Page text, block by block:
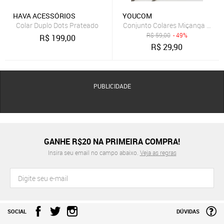
HAVA ACESSÓRIOS
Colar Duplo Dots Prateado
R$ 199,00
YOUCOM
Conjunto Colares Miçanga
R$59,00 - 49%
R$29,90
PUBLICIDADE
GANHE R$20 NA PRIMEIRA COMPRA!
Insira seu email no campo abaixo. Veja as regras
SOCIAL DÚVIDAS